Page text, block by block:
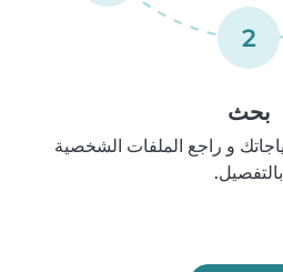
2
بحث
و راجع الملفات الشخصية
بالتفصيل.